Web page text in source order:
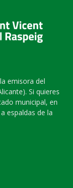
emisora del
Si quieres
municipal, en
espaldas de la